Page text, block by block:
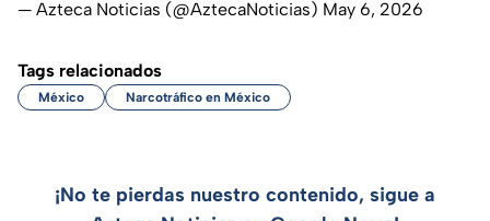
— Azteca Noticias (@AztecaNoticias) May 6, 2026
Tags relacionados
México Narcotráfico en México
¡No te pierdas nuestro contenido, sigue a